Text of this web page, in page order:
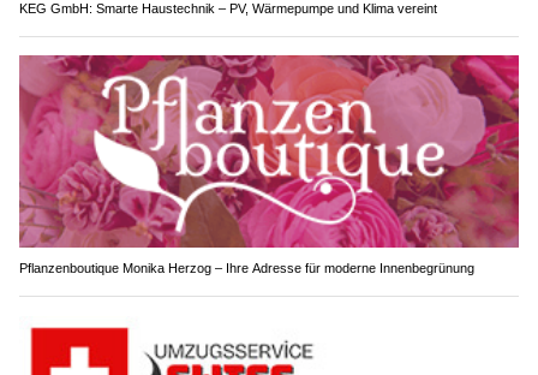
KEG GmbH: Smarte Haustechnik – PV, Wärmepumpe und Klima vereint
Pflanzenboutique Monika Herzog – Ihre Adresse für moderne Innenbegrünung